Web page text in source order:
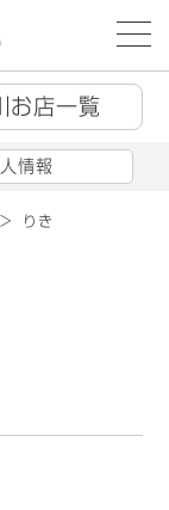
お店一覧
情報
りき